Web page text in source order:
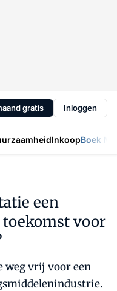
gratis Inloggen
InkoopBoek
een
voor
weg vrij voor een